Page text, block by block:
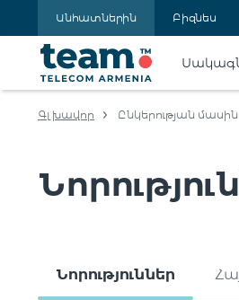
Անհատներին Բիզնես
Գլխավոր Ընկերության մասին
Նորություններ